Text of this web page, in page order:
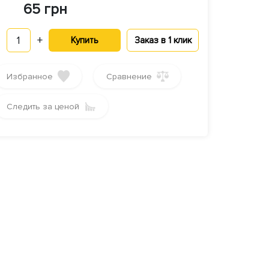
65 грн
1 + Купить Заказ в 1 клик
Избранное Сравнение
Следить за ценой